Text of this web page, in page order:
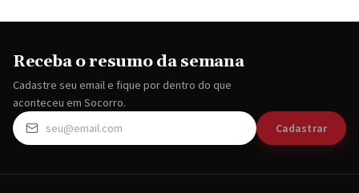
Receba o resumo da semana
Cadastre seu email e fique por dentro do que
aconteceu em Socorro.
Cadastrar